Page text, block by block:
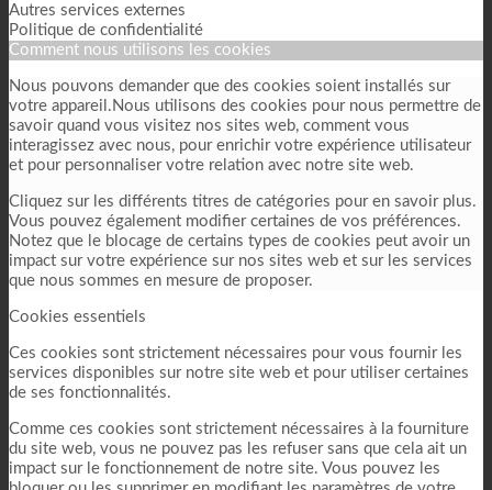
Autres services externes
Politique de confidentialité
Comment nous utilisons les cookies
Nous pouvons demander que des cookies soient installés sur
votre appareil.Nous utilisons des cookies pour nous permettre de
savoir quand vous visitez nos sites web, comment vous
interagissez avec nous, pour enrichir votre expérience utilisateur
et pour personnaliser votre relation avec notre site web.
Cliquez sur les différents titres de catégories pour en savoir plus.
Vous pouvez également modifier certaines de vos préférences.
Notez que le blocage de certains types de cookies peut avoir un
impact sur votre expérience sur nos sites web et sur les services
que nous sommes en mesure de proposer.
Cookies essentiels
Ces cookies sont strictement nécessaires pour vous fournir les
services disponibles sur notre site web et pour utiliser certaines
de ses fonctionnalités.
Comme ces cookies sont strictement nécessaires à la fourniture
du site web, vous ne pouvez pas les refuser sans que cela ait un
impact sur le fonctionnement de notre site. Vous pouvez les